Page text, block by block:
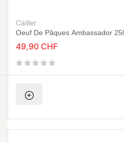
Cailler
Oeuf De Pâques Ambassador
49,90 CHF